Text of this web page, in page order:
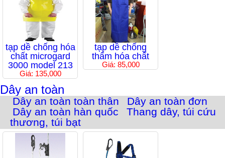
tạp dề chống hóa
chất microgard
3000 model 213
Giá: 135,000
tạp dề chống
thấm hóa chất
Giá: 85,000
Dây an toàn
Dây an toàn toàn thân
Dây an toàn đơn
Dây an toàn hàn quốc
Thang dây, túi cứu
thương, túi bạt